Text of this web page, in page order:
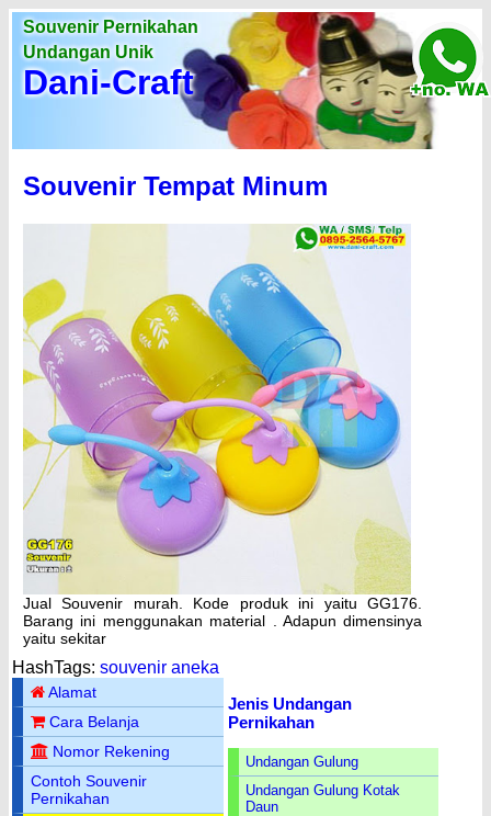
Souvenir Pernikahan
Undangan Unik
Dani-Craft
Souvenir Tempat Minum
Jual Souvenir murah. Kode produk ini yaitu GG176.
Barang ini menggunakan material . Adapun dimensinya
yaitu sekitar
HashTags: souvenir aneka
Alamat
Cara Belanja
Nomor Rekening
Contoh Souvenir
Pernikahan
Jenis Undangan
Pernikahan
Undangan Gulung
Undangan Gulung Kotak
Daun